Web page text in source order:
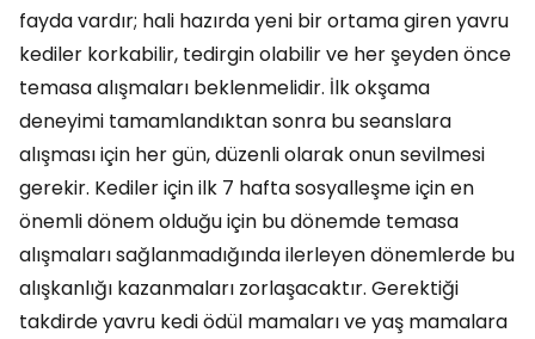
fayda vardır; hali hazırda yeni bir ortama giren yavru
kediler korkabilir, tedirgin olabilir ve her şeyden önce
temasa alışmaları beklenmelidir. İlk okşama
deneyimi tamamlandıktan sonra bu seanslara
alışması için her gün, düzenli olarak onun sevilmesi
gerekir. Kediler için ilk 7 hafta sosyalleşme için en
önemli dönem olduğu için bu dönemde temasa
alışmaları sağlanmadığında ilerleyen dönemlerde bu
alışkanlığı kazanmaları zorlaşacaktır. Gerektiği
takdirde yavru kedi ödül mamaları ve yaş mamalara